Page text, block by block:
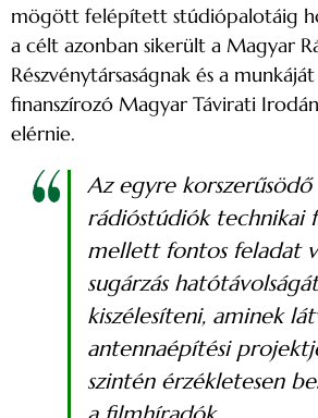
mögött felépített stúdiópalotáig
a célt azonban sikerült a Magyar
Részvénytársaságnak és a
finanszírozó Magyar Távirati
elérnie.
Az egyre korszerűsödő
rádióstúdiók technikai
mellett fontos feladat
sugárzás
kiszélesíteni, aminek
antennaépítési
szintén érzékletesen